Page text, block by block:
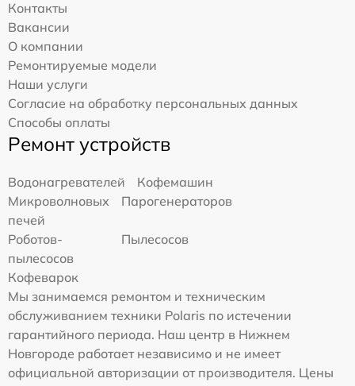
Контакты
Вакансии
О компании
Ремонтируемые модели
Наши услуги
Согласие на обработку персональных данных
Способы оплаты
Ремонт устройств
Водонагревателей
Кофемашин
Микроволновых
печей
Парогенераторов
Роботов-
пылесосов
Пылесосов
Кофеварок
Мы занимаемся ремонтом и техническим
обслуживанием техники Polaris по истечении
гарантийного периода. Наш центр в Нижнем
Новгороде работает независимо и не имеет
официальной авторизации от производителя. Цены